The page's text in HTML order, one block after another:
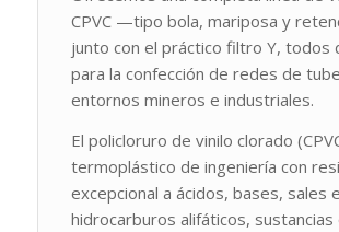
CPVC —tipo bola, mariposa y
junto con el práctico filtro Y, todos
para la confección de redes de
entornos mineros e industriales.
El policloruro de vinilo clorado
termoplástico de ingeniería con
excepcional a ácidos, bases, sales e
hidrocarburos alifáticos, sustancias